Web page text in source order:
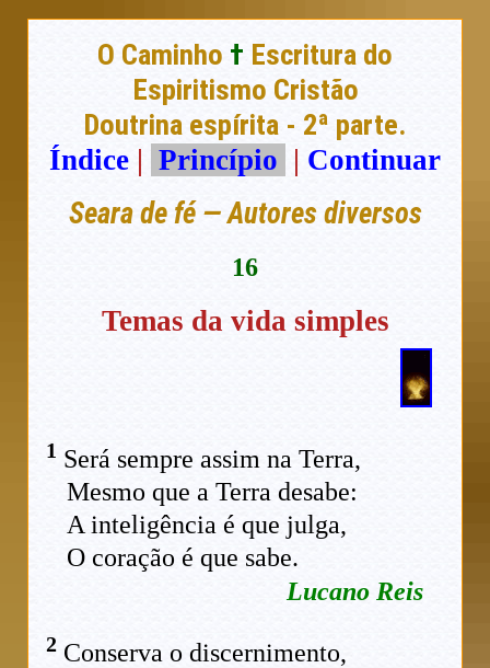
O Caminho † Escritura do
Espiritismo Cristão
Doutrina espírita - 2ª parte.
Índice | Princípio | Continuar
Seara de fé — Autores diversos
16
Temas da vida simples
1 Será sempre assim na Terra,
Mesmo que a Terra desabe:
A inteligência é que julga,
O coração é que sabe.
Lucano Reis
2 Conserva o discernimento,